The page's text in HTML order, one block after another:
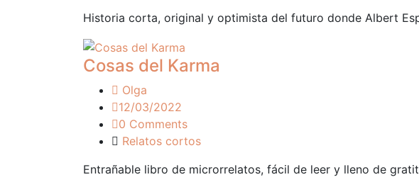
Historia corta, original y optimista del futuro donde Albert
Cosas del Karma
Olga
12/03/2022
0 Comments
Relatos cortos
Entrañable libro de microrrelatos, fácil de leer y lleno de